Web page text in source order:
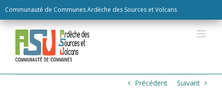
Communauté de Communes Ardèche des Sources et Volcans
to
content
Précédent Suivant